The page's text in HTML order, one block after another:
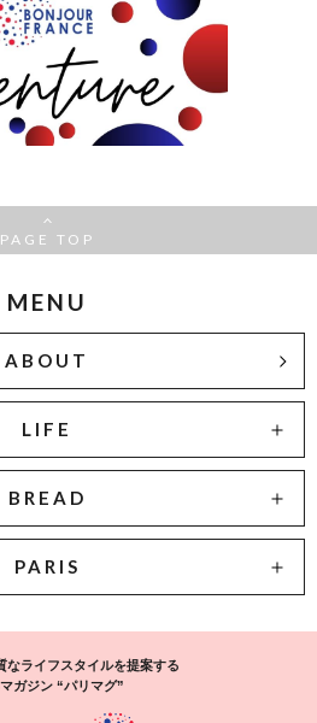
PAGE TOP
MENU
ABOUT
LIFE
BREAD
PARIS
なライフスタイルを提案する
ガジン “パリマグ”